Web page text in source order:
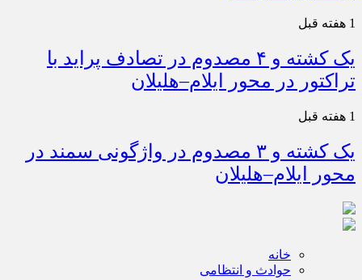
1 هفته قبل
یک کشته و ۴ مصدوم در تصادف پراید با
تراکتور در محور ایلام–هلیلان
1 هفته قبل
یک کشته و ۳ مصدوم در واژگونی سمند در
محور ایلام–هلیلان
خانه
حوادث و انتظامی